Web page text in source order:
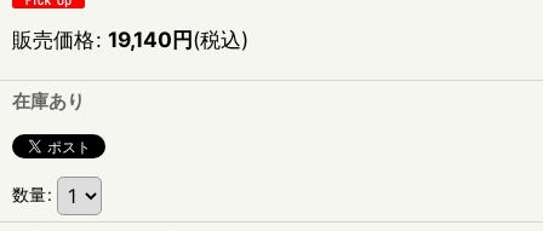
販売価格: 19,140円(税込)
在庫あり
数量: